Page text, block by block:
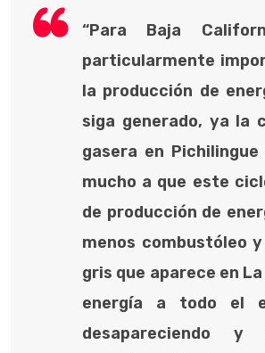
“Para Baja
particularmente
la producción de
siga generado, ya la
gasera en
mucho a que este
de producción de
menos combustóleo
gris que aparece en
energía a todo el
desapareciendo